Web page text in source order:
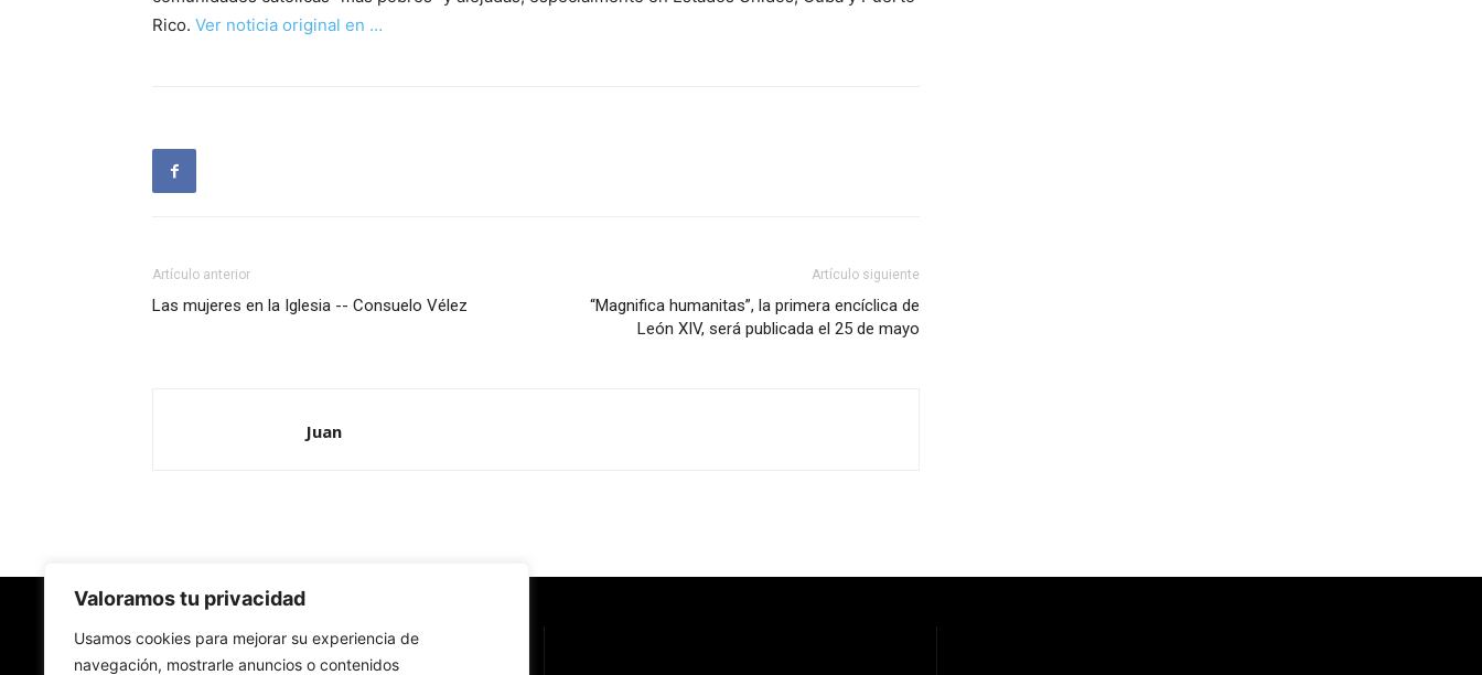
Valoramos tu privacidad
Usamos cookies para mejorar su experiencia de
navegación, mostrarle anuncios o contenidos
Rico. Ver noticia original en …
Artículo anterior
Las mujeres en la Iglesia -- Consuelo Vélez
Artículo siguiente
“Magnifica humanitas”, la primera encíclica de
León XIV, será publicada el 25 de mayo
Juan
Redes Cristianas